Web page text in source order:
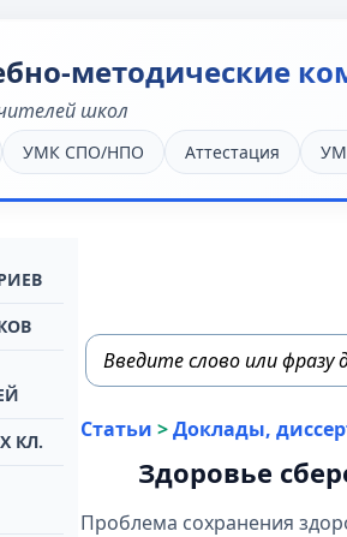
методические
школ
УМК СПО/НПО Аттестация
КЛ. Статьи >Доклады,
Здоровье
Проблема сохранения